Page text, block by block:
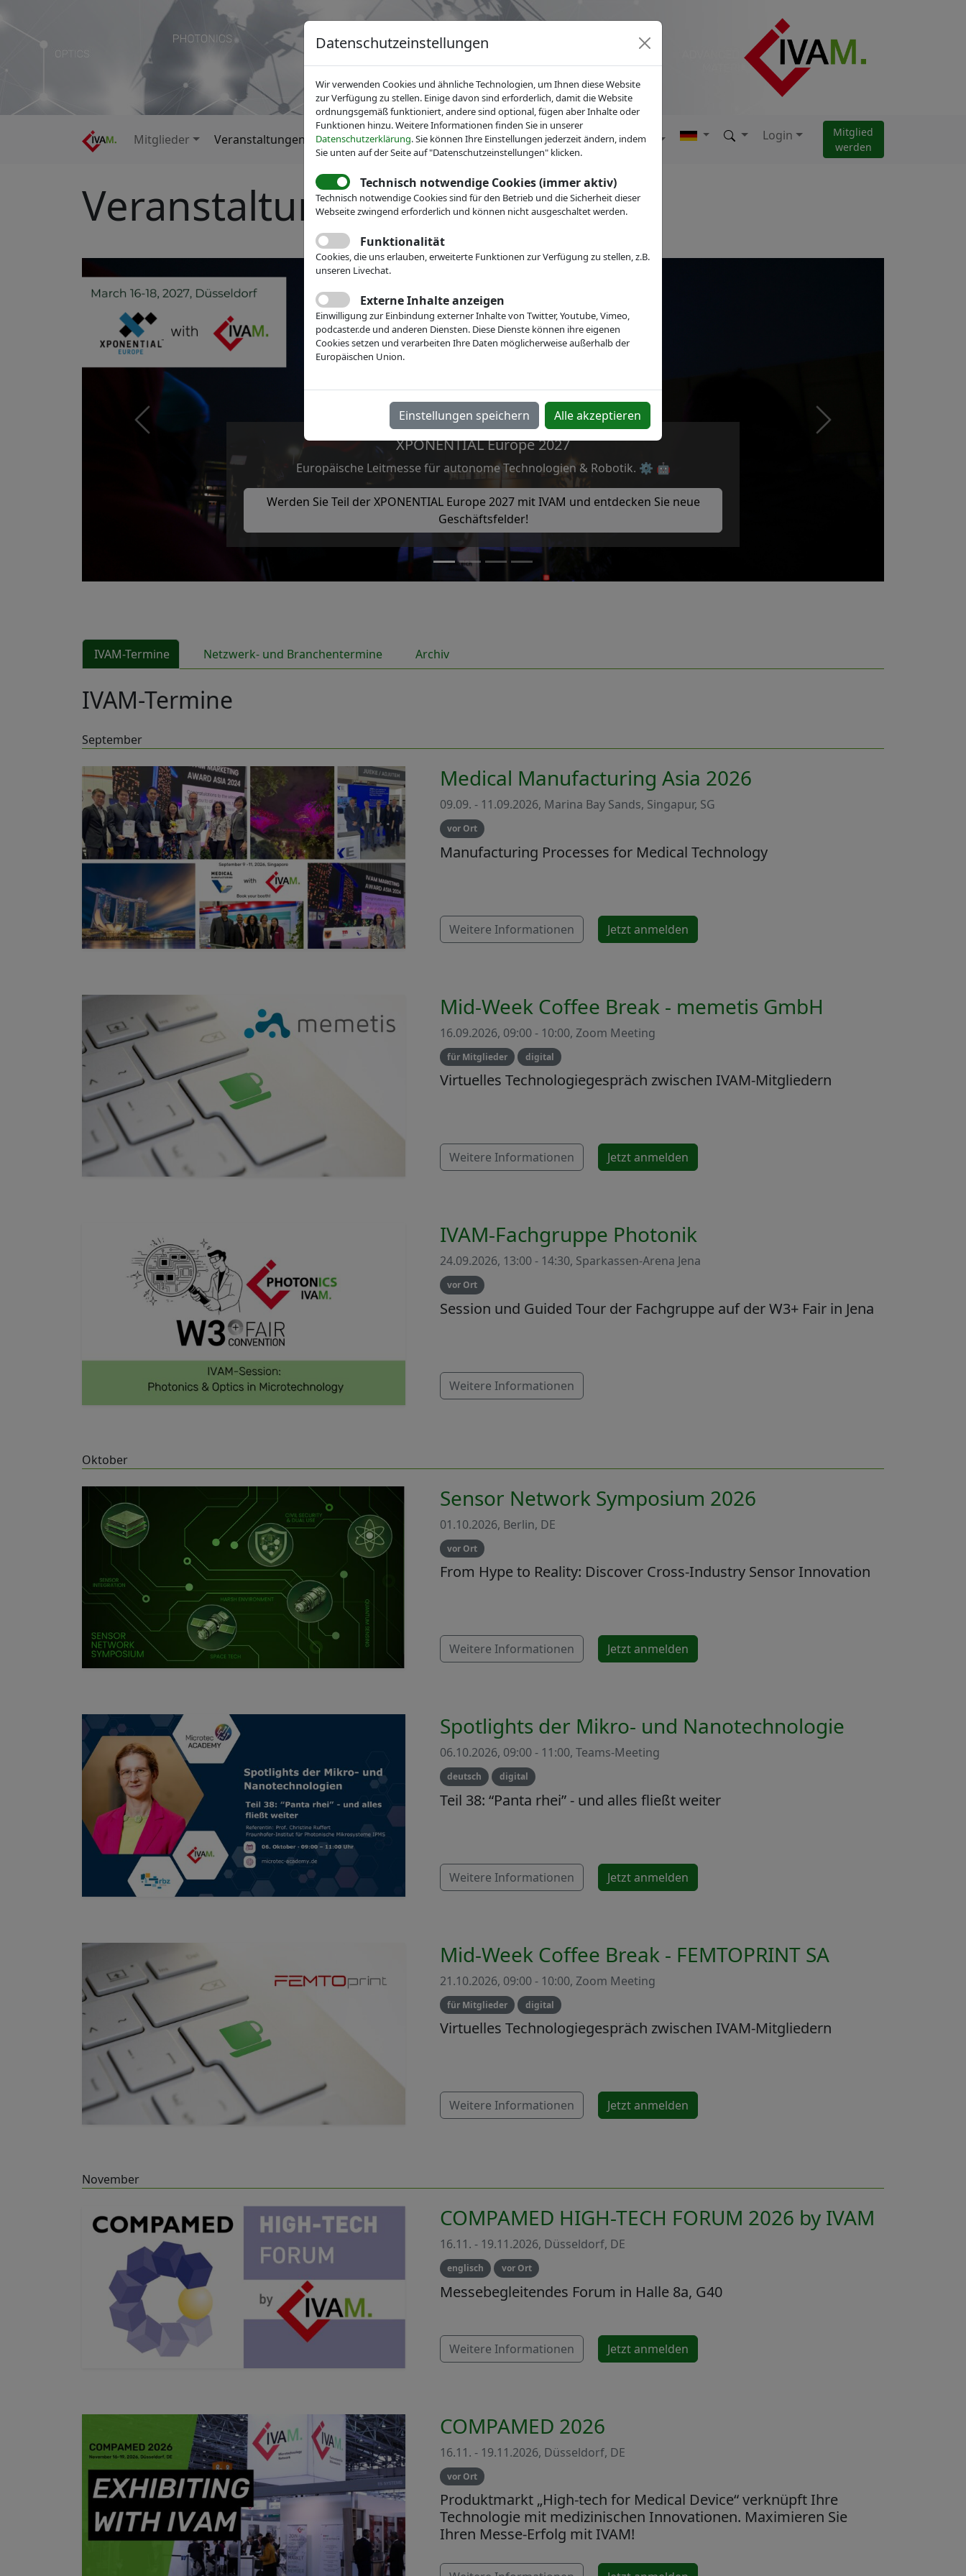
Mitglieder Veranstaltungen News Dienstleistungen Fachgruppen Über IVAM Login
Mitglied
werden
Veranstaltungen
XPONENTIAL Europe 2027
Europäische Leitmesse für autonome Technologien & Robotik. ⚙️ 🤖
Werden Sie Teil der XPONENTIAL Europe 2027 mit IVAM und entdecken Sie neue
Geschäftsfelder!
Previous Next
IVAM-Termine Netzwerk- und Branchentermine Archiv
IVAM-Termine
September
Medical Manufacturing Asia 2026
09.09. - 11.09.2026, Marina Bay Sands, Singapur, SG
vor Ort
Manufacturing Processes for Medical Technology
Weitere Informationen Jetzt anmelden
Mid-Week Coffee Break - memetis GmbH
16.09.2026, 09:00 - 10:00, Zoom Meeting
für Mitglieder digital
Virtuelles Technologiegespräch zwischen IVAM-Mitgliedern
Weitere Informationen Jetzt anmelden
IVAM-Fachgruppe Photonik
24.09.2026, 13:00 - 14:30, Sparkassen-Arena Jena
vor Ort
Session und Guided Tour der Fachgruppe auf der W3+ Fair in Jena
Weitere Informationen
Oktober
Sensor Network Symposium 2026
01.10.2026, Berlin, DE
vor Ort
From Hype to Reality: Discover Cross-Industry Sensor Innovation
Weitere Informationen Jetzt anmelden
Spotlights der Mikro- und Nanotechnologie
06.10.2026, 09:00 - 11:00, Teams-Meeting
deutsch digital
Teil 38: “Panta rhei” - und alles fließt weiter
Weitere Informationen Jetzt anmelden
Mid-Week Coffee Break - FEMTOPRINT SA
21.10.2026, 09:00 - 10:00, Zoom Meeting
für Mitglieder digital
Virtuelles Technologiegespräch zwischen IVAM-Mitgliedern
Weitere Informationen Jetzt anmelden
November
COMPAMED HIGH-TECH FORUM 2026 by IVAM
16.11. - 19.11.2026, Düsseldorf, DE
englisch vor Ort
Messebegleitendes Forum in Halle 8a, G40
Weitere Informationen Jetzt anmelden
COMPAMED 2026
16.11. - 19.11.2026, Düsseldorf, DE
vor Ort
Produktmarkt „High-tech for Medical Device“ verknüpft Ihre
Technologie mit medizinischen Innovationen. Maximieren Sie
Ihren Messe-Erfolg mit IVAM!
Datenschutzeinstellungen
Wir verwenden Cookies und ähnliche Technologien, um Ihnen diese Website
zur Verfügung zu stellen. Einige davon sind erforderlich, damit die Website
ordnungsgemäß funktioniert, andere sind optional, fügen aber Inhalte oder
Funktionen hinzu. Weitere Informationen finden Sie in unserer
Datenschutzerklärung. Sie können Ihre Einstellungen jederzeit ändern, indem
Sie unten auf der Seite auf "Datenschutzeinstellungen" klicken.
Technisch notwendige Cookies (immer aktiv)
Technisch notwendige Cookies sind für den Betrieb und die Sicherheit dieser
Webseite zwingend erforderlich und können nicht ausgeschaltet werden.
Funktionalität
Cookies, die uns erlauben, erweiterte Funktionen zur Verfügung zu stellen, z.B.
unseren Livechat.
Externe Inhalte anzeigen
Einwilligung zur Einbindung externer Inhalte von Twitter, Youtube, Vimeo,
podcaster.de und anderen Diensten. Diese Dienste können ihre eigenen
Cookies setzen und verarbeiten Ihre Daten möglicherweise außerhalb der
Europäischen Union.
Einstellungen speichern Alle akzeptieren